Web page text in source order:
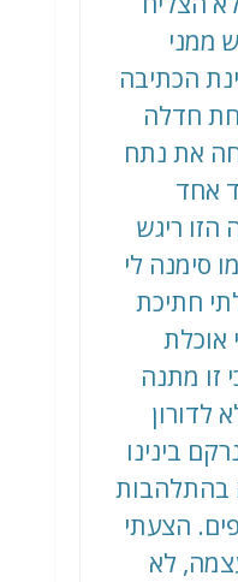
ממני
הכתיבה
חדלה
את נתח
אחד
הזו ריגש
סימנה לי
חתיכת
אוכלת
זו מתנה
לדורון
בינינו
בהתלהבות
הצעתי
לא